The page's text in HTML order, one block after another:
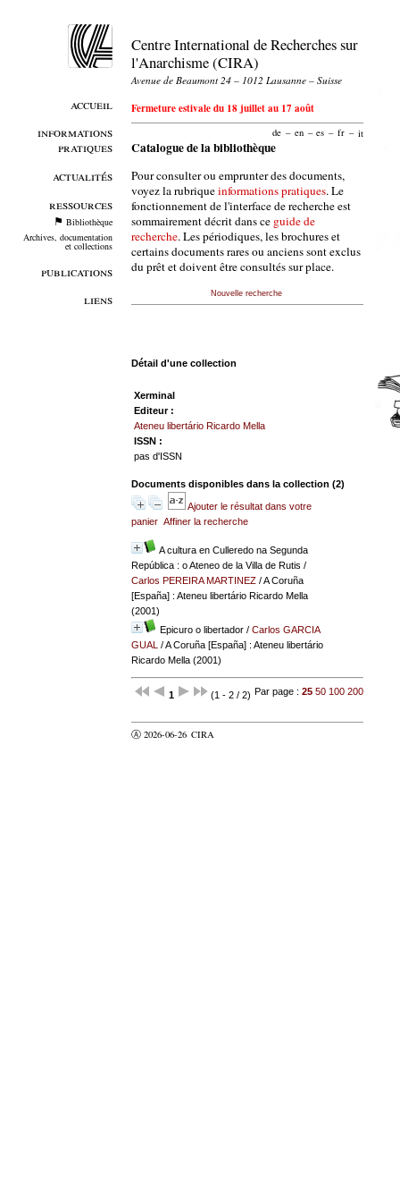
accueil
informations
pratiques
actualités
ressources
Bibliothèque
Archives, documentation
et collections
publications
liens
Centre International de Recherches sur
l'Anarchisme (CIRA)
Avenue de Beaumont 24 – 1012 Lausanne – Suisse
Fermeture estivale du 18 juillet au 17 août
de – en – es – fr – it
Catalogue de la bibliothèque
Pour consulter ou emprunter des documents,
voyez la rubriqueinformations pratiques. Le
fonctionnement de l'interface de recherche est
sommairement décrit dans ce guide de
recherche. Les périodiques, les brochures et
certains documents rares ou anciens sont exclus
du prêt et doivent être consultés sur place.
Nouvelle recherche
Détail d'une collection
Xerminal
Editeur :
Ateneu libertário Ricardo Mella
ISSN :
pas d'ISSN
Documents disponibles dans la collection (2)
Ajouter le résultat dans votre
panier Affiner la recherche
A cultura en Culleredo na Segunda
República : o Ateneo de la Villa de Rutis /
Carlos PEREIRA MARTINEZ/ A Coruña
[España] : Ateneu libertário Ricardo Mella
(2001)
Epicuro o libertador/ Carlos GARCIA
GUAL / A Coruña [España] : Ateneu libertário
Ricardo Mella (2001)
1 (1 - 2 / 2) Par page : 25 50 100 200
Ⓐ 2026-06-26 CIRA